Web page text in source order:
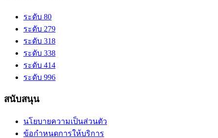
ระดับ 80
ระดับ 279
ระดับ 318
ระดับ 338
ระดับ 414
ระดับ 996
สนับสนุน
นโยบายความเป็นส่วนตัว
ข้อกำหนดการให้บริการ